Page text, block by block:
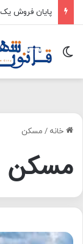
پایان فروش یک
تغییر پوسته
خانه / مسکن
مسکن